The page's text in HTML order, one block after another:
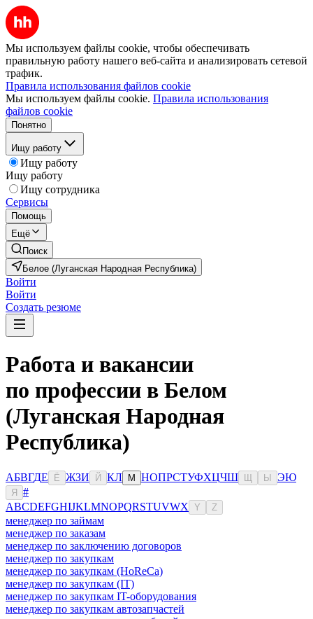
Мы используем файлы cookie, чтобы обеспечивать
правильную работу нашего веб-сайта и анализировать сетевой
трафик.
Правила использования файлов cookie
Мы используем файлы cookie. Правила использования
файлов cookie
Понятно
Ищу работу
Ищу работу
Ищу работу
Ищу сотрудника
Сервисы
Помощь
Ещё
Поиск
Белое (Луганская Народная Республика)
Войти
Войти
Создать резюме
Работа и вакансии
по профессии в Белом
(Луганская Народная
Республика)
АБВГДЕ Ё ЖЗИ Й КЛ М НОПРСТУФХЦЧШ Ы ЭЮ
Я
#
ABCDEFGHIJKLMNOPQRSTUVWX Y Z
менеджер по займам
менеджер по заказам
менеджер по заключению договоров
менеджер по закупкам
менеджер по закупкам (HoReCa)
менеджер по закупкам (IT)
менеджер по закупкам IT-оборудования
менеджер по закупкам автозапчастей